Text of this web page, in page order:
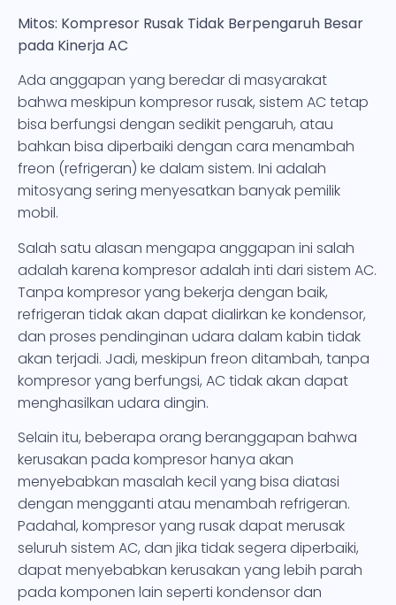
Mitos: Kompresor Rusak Tidak Berpengaruh Besar
pada Kinerja AC
Ada anggapan yang beredar di masyarakat
bahwa meskipun kompresor rusak, sistem AC tetap
bisa berfungsi dengan sedikit pengaruh, atau
bahkan bisa diperbaiki dengan cara menambah
freon (refrigeran) ke dalam sistem. Ini adalah
mitosyang sering menyesatkan banyak pemilik
mobil.
Salah satu alasan mengapa anggapan ini salah
adalah karena kompresor adalah inti dari sistem AC.
Tanpa kompresor yang bekerja dengan baik,
refrigeran tidak akan dapat dialirkan ke kondensor,
dan proses pendinginan udara dalam kabin tidak
akan terjadi. Jadi, meskipun freon ditambah, tanpa
kompresor yang berfungsi, AC tidak akan dapat
menghasilkan udara dingin.
Selain itu, beberapa orang beranggapan bahwa
kerusakan pada kompresor hanya akan
menyebabkan masalah kecil yang bisa diatasi
dengan mengganti atau menambah refrigeran.
Padahal, kompresor yang rusak dapat merusak
seluruh sistem AC, dan jika tidak segera diperbaiki,
dapat menyebabkan kerusakan yang lebih parah
pada komponen lain seperti kondensor dan